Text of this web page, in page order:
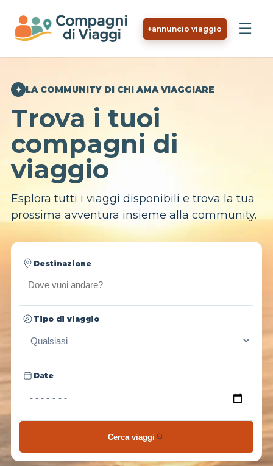
+annuncio viaggio ☰
LA COMMUNITY DI CHI AMA VIAGGIARE
Trova i tuoi
compagni di
viaggio
Esplora tutti i viaggi disponibili e trova la tua
prossima avventura insieme alla community.
Destinazione
Tipo di viaggio
Date
Cerca viaggi